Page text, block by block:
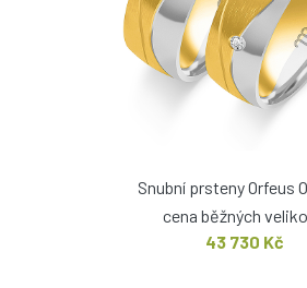
Snubní prsteny Orfeus
cena běžných
43 730 Kč